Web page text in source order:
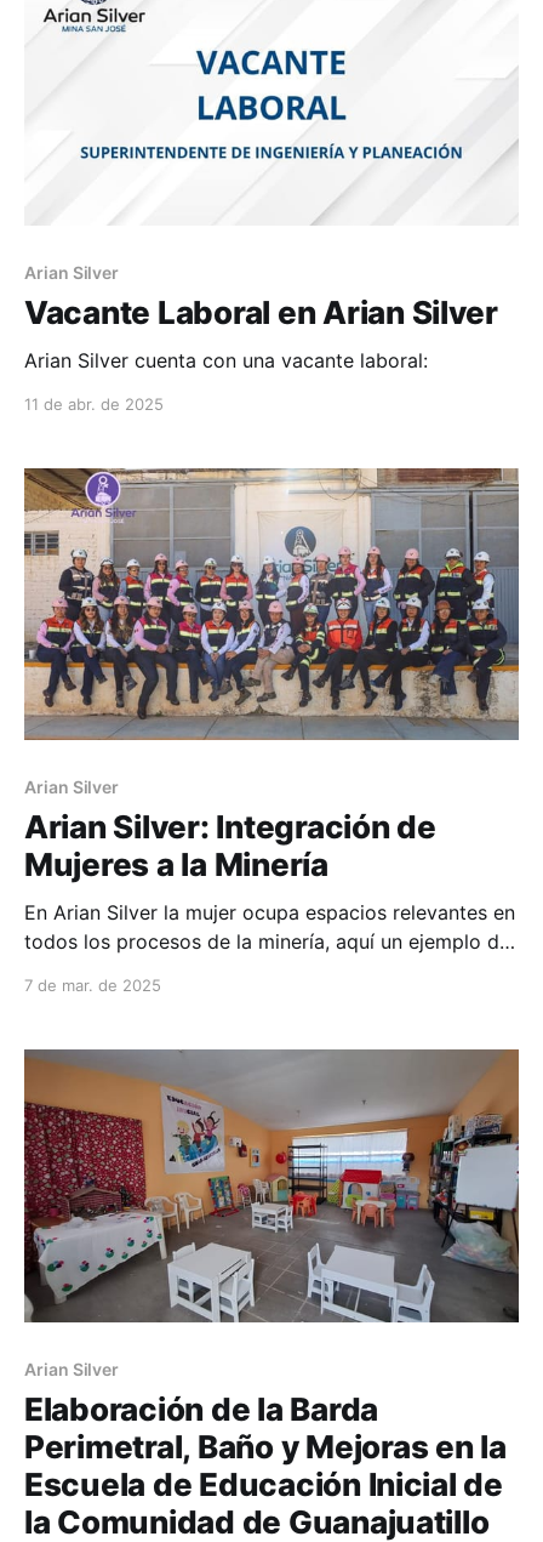
Arian Silver
Vacante Laboral en Arian Silver
Arian Silver cuenta con una vacante laboral:
11 de abr. de 2025
Arian Silver
Arian Silver: Integración de
Mujeres a la Minería
En Arian Silver la mujer ocupa espacios relevantes en
todos los procesos de la minería, aquí un ejemplo de
7 de mar. de 2025
Arian Silver
Elaboración de la Barda
Perimetral, Baño y Mejoras en la
Escuela de Educación Inicial de
la Comunidad de Guanajuatillo